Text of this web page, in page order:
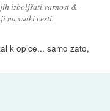
izboljšati varnost &
na vsaki cesti.
k opice... samo zato,